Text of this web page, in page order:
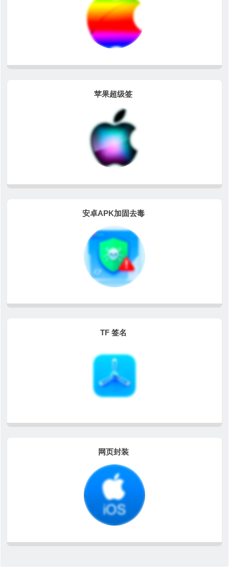
苹果超级签
安卓APK加固去毒
TF 签名
网页封装